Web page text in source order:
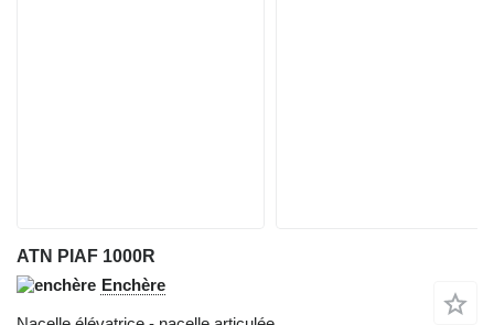
ATN PIAF 1000R
Enchère